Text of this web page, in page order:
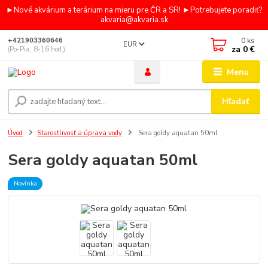
►Nové akvárium a terárium na mieru pre ČR a SR! ►Potrebujete poradiť?
akvaria@akvaria.sk
Menu
EUR
Hľadať
+421903360646
(Po-Pia, 8-16 hod.)
0 ks
za 0 €
Úvod Starostlivosť a úprava vody Sera goldy aquatan 50ml
Sera goldy aquatan 50ml
Novinka